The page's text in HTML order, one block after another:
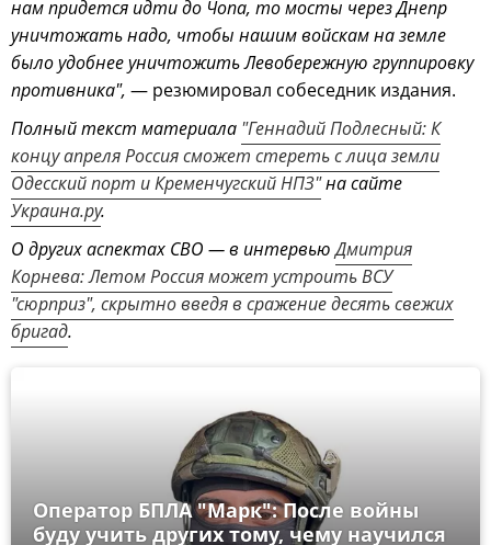
нам придется идти до Чопа, то мосты через Днепр
уничтожать надо, чтобы нашим войскам на земле
было удобнее уничтожить Левобережную группировку
противника", — резюмировал собеседник издания.
Полный текст материала "Геннадий Подлесный: К
концу апреля Россия сможет стереть с лица земли
Одесский порт и Кременчугский НПЗ"на сайте
Украина.ру.
О других аспектах СВО — в интервьюДмитрия
Корнева: Летом Россия может устроить ВСУ
"сюрприз", скрытно введя в сражение десять свежих
бригад.
Оператор БПЛА "Марк": После войны
буду учить других тому, чему научился